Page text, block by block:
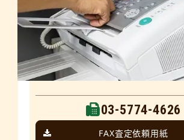
03-5774-4626
FAX査定依頼用紙